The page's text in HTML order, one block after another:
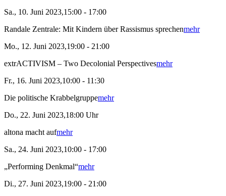
Sa., 10. Juni 2023,15:00 - 17:00
Randale Zentrale: Mit Kindern über Rassismus sprechenmehr
Mo., 12. Juni 2023,19:00 - 21:00
extrACTIVISM – Two Decolonial Perspectivesmehr
Fr., 16. Juni 2023,10:00 - 11:30
Die politische Krabbelgruppemehr
Do., 22. Juni 2023,18:00 Uhr
altona macht aufmehr
Sa., 24. Juni 2023,10:00 - 17:00
„Performing Denkmal“mehr
Di., 27. Juni 2023,19:00 - 21:00